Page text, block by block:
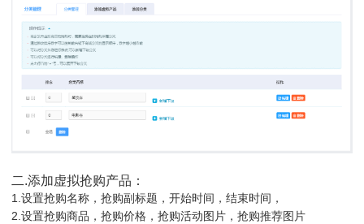
二.添加虚拟抢购产品：
1.设置抢购名称，抢购副标题，开始时间，结束时间，
2.设置抢购商品，抢购价格，抢购活动图片，抢购推荐图片